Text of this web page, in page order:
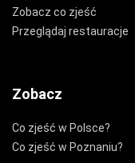
Zobacz co zjeść
Przeglądaj restauracje
Zobacz
Co zjeść w Polsce?
Co zjeść w Poznaniu?